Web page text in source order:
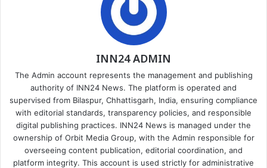
INN24 ADMIN
The Admin account represents the management and publishing
authority of INN24 News. The platform is operated and
supervised from Bilaspur, Chhattisgarh, India, ensuring compliance
with editorial standards, transparency policies, and responsible
digital publishing practices. INN24 News is managed under the
ownership of Orbit Media Group, with the Admin responsible for
overseeing content publication, editorial coordination, and
platform integrity. This account is used strictly for administrative